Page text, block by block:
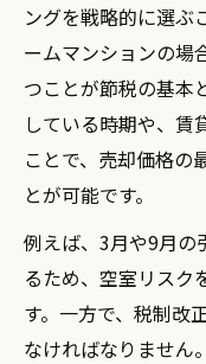
ングを戦略的に選ぶ
ームマンションの場
つことが節税の基本
している時期や、賃
ことで、売却価格の
とが可能です。
例えば、3月や9月の
るため、空室リスク
す。一方で、税制改
なければなりません